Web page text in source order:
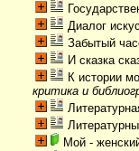
Диалог
Забытый
И сказка
К истории
критика и
Мой -